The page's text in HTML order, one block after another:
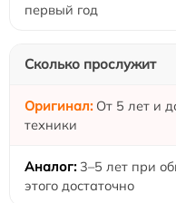
первый год
Сколько прослужит
От 5 лет и
техники
3–5 лет при
этого достаточно